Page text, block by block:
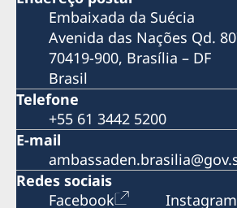
Brasília
Hero SwimRun
"A Minha Própria Lua" no no Cine
Belém, no Pará
Plogging Day Brazil 2019
Suécia na 65ª Feira do Livro de
"Apenas Uma Pessoa Normal" no
Belém, no Pará
"Algo a Romper" no Cine Olympia,
Exposição Fotográfica Pais Presentes
Santos Film Festival
Embaixada da Suécia
Avenida das Nações Qd.
70419-900, Brasília – DF
Brasil
Telefone
+55 61 3442 5200
E-mail
Redes sociais
Facebook
Instagram